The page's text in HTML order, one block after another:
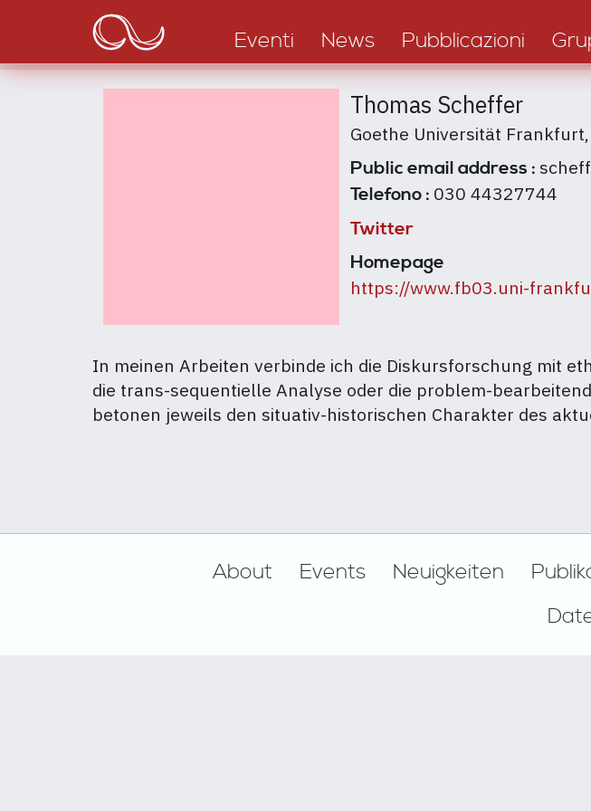
contenuto
navigation
Eventi News Pubblicazioni
Thomas Scheffer
Goethe Universität
Public email address :
Telefono : 030 44327744
Twitter
Homepage
https://www.fb03.uni-
In meinen Arbeiten verbinde ich die Diskursforschung mit
die trans-sequentielle Analyse oder die problem-
betonen jeweils den situativ-historischen Charakter des
About Events Neuigkeiten